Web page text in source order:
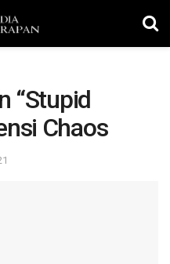
“Stupid
Chaos